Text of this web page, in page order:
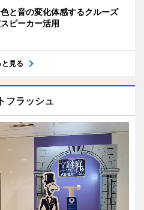
と音の変化体感するクルーズ
ピーカー活用
と見る
フラッシュ